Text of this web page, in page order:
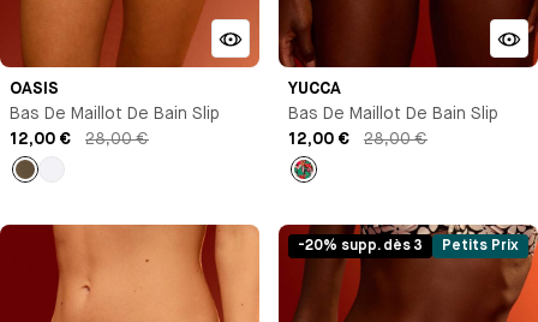
OASIS
Bas De Maillot De Bain Slip
12,00 €
28,00 €
YUCCA
Bas De Maillot De Bain Slip
12,00 €
28,00 €
-20% supp. dès 3 Petits Prix